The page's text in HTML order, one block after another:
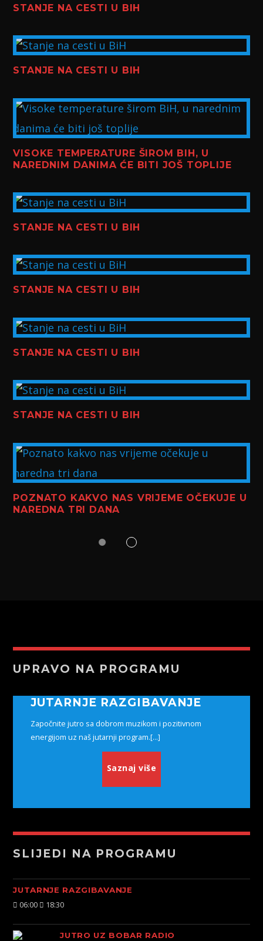
STANJE NA CESTI U BIH
STANJE NA CESTI U BIH
VISOKE TEMPERATURE ŠIROM BIH, U
NAREDNIM DANIMA ĆE BITI JOŠ TOPLIJE
STANJE NA CESTI U BIH
STANJE NA CESTI U BIH
STANJE NA CESTI U BIH
STANJE NA CESTI U BIH
POZNATO KAKVO NAS VRIJEME OČEKUJE U
NAREDNA TRI DANA
UPRAVO NA PROGRAMU
JUTARNJE RAZGIBAVANJE
Započnite jutro sa dobrom muzikom i pozitivnom
energijom uz naš jutarnji program.[...]
Saznaj više
SLIJEDI NA PROGRAMU
JUTARNJE RAZGIBAVANJE
06:00 18:30
JUTRO UZ BOBAR RADIO